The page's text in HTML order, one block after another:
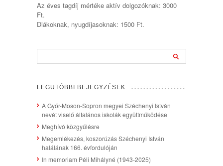
Az éves tagdíj mértéke aktív dolgozóknak: 3000
Ft.
Diákoknak, nyugdíjasoknak: 1500 Ft.
LEGUTÓBBI BEJEGYZÉSEK
A Győr-Moson-Sopron megyei Széchenyi István
nevét viselő általános iskolák együttműködése
Meghívó közgyűlésre
Megemlékezés, koszorúzás Széchenyi István
halálának 166. évfordulóján
In memoriam Péli Mihályné (1943-2025)